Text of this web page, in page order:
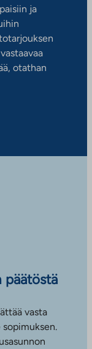
ja
otathan
päätöstä
vasta